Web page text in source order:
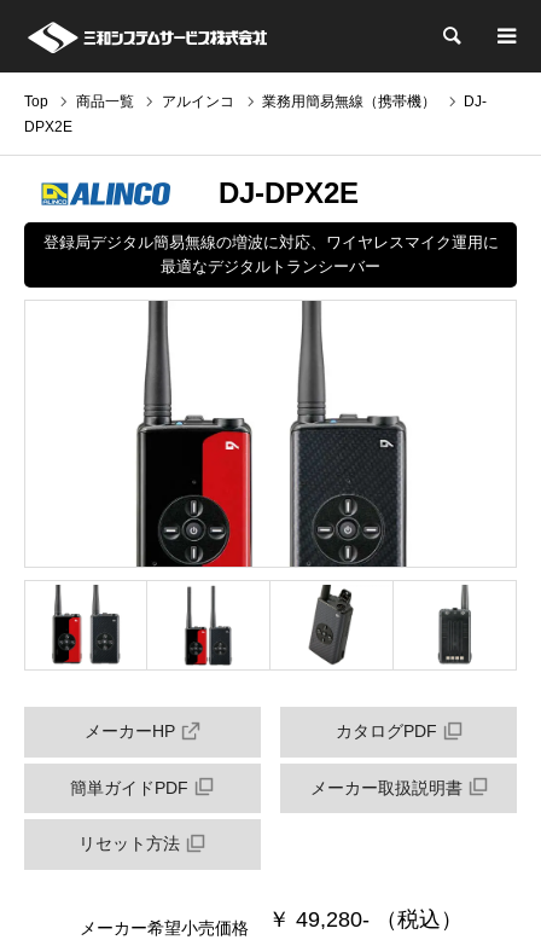
検索
Top 商品一覧 アルインコ 業務用簡易無線（携帯機）
DJ-
DPX2E
DJ-DPX2E
登録局デジタル簡易無線の増波に対応、ワイヤレスマイク運用に
最適なデジタルトランシーバー
メーカーHP カタログPDF
簡単ガイドPDF メーカー取扱説明書
リセット方法
メーカー希望小売価格 ￥ 49,280- （税込）